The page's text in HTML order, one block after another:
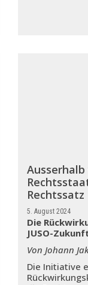
Ausserhalb
Rechtssatz
5. August 2024
Die
JUSO-
Von Johann
Die Initiative